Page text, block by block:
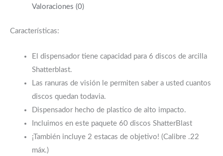
Valoraciones (0)
Características:
El dispensador tiene capacidad para 6 discos de arcilla
Shatterblast.
Las ranuras de visión le permiten saber a usted cuantos
discos quedan todavia.
Dispensador hecho de plastico de alto impacto.
Incluimos en este paquete 60 discos ShatterBlast
¡También incluye 2 estacas de objetivo! (Calibre .22
máx.)